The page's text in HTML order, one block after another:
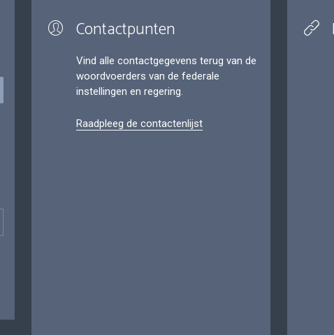
Contactpunten
Vind alle contactgegevens terug van de
woordvoerders van de federale
instellingen en regering.
Raadpleeg de contactenlijst